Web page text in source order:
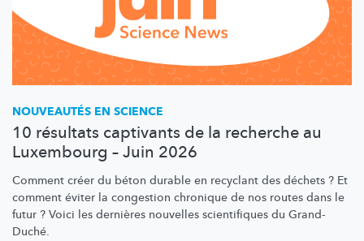
NOUVEAUTÉS EN SCIENCE
10 résultats captivants de la recherche au
Luxembourg – Juin 2026
Comment créer du béton durable en recyclant des déchets ? Et
comment éviter la congestion chronique de nos routes dans le
futur ? Voici les dernières nouvelles scientifiques du Grand-
Duché.